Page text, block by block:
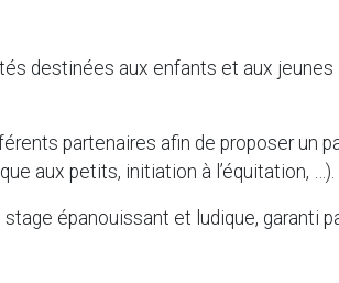
destinées aux enfants et aux
partenaires afin de proposer un
aux petits, initiation à l’équitation, …).
épanouissant et ludique, garanti